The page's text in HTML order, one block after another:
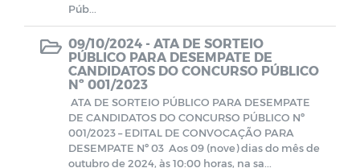
Púb...
09/10/2024 - ATA DE SORTEIO
PÚBLICO PARA DESEMPATE DE
CANDIDATOS DO CONCURSO PÚBLICO
Nº 001/2023
ATA DE SORTEIO PÚBLICO PARA DESEMPATE
DE CANDIDATOS DO CONCURSO PÚBLICO Nº
001/2023 – EDITAL DE CONVOCAÇÃO PARA
DESEMPATE Nº 03 Aos 09 (nove) dias do mês de
outubro de 2024, às 10:00 horas, na sa...